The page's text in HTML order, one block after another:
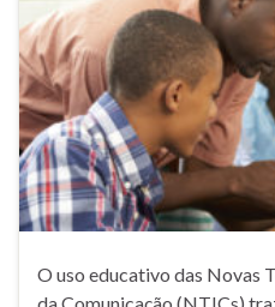
O uso educativo das Novas